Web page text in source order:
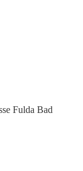
Fulda Bad